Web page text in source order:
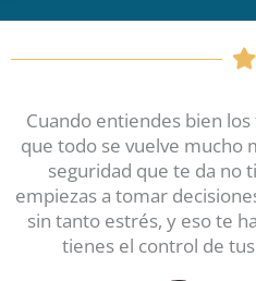
Cuando entiendes bien
que todo se vuelve mucho
seguridad que te da no
empiezas a tomar
sin tanto estrés, y eso te
tienes el control de